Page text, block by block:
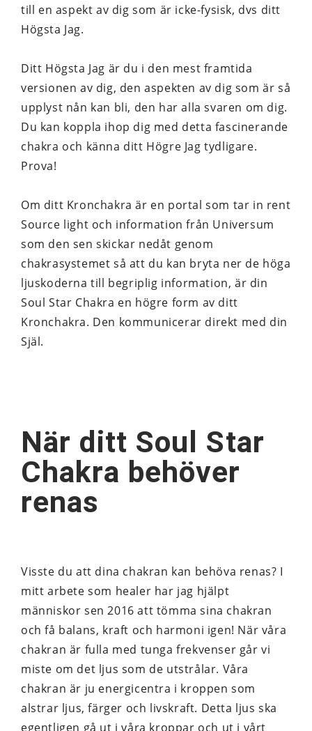
till en aspekt av dig som är icke-fysisk, dvs ditt
Högsta Jag.
Ditt Högsta Jag är du i den mest framtida
versionen av dig, den aspekten av dig som är så
upplyst nån kan bli, den har alla svaren om dig.
Du kan koppla ihop dig med detta fascinerande
chakra och känna ditt Högre Jag tydligare.
Prova!
Om ditt Kronchakra är en portal som tar in rent
Source light och information från Universum
som den sen skickar nedåt genom
chakrasystemet så att du kan bryta ner de höga
ljuskoderna till begriplig information, är din
Soul Star Chakra en högre form av ditt
Kronchakra. Den kommunicerar direkt med din
Själ.
När ditt Soul Star
Chakra behöver
renas
Visste du att dina chakran kan behöva renas? I
mitt arbete som healer har jag hjälpt
människor sen 2016 att tömma sina chakran
och få balans, kraft och harmoni igen! När våra
chakran är fulla med tunga frekvenser går vi
miste om det ljus som de utstrålar. Våra
chakran är ju energicentra i kroppen som
alstrar ljus, färger och livskraft. Detta ljus ska
egentligen gå ut i våra kroppar och ut i vårt